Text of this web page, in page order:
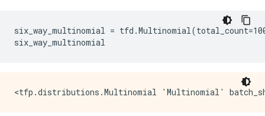
six_way_multinomial =